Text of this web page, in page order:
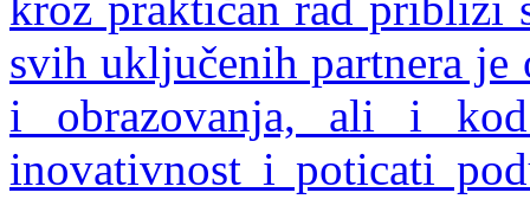
svih uključenih partnera je
i obrazovanja, ali i
inovativnost i poticati